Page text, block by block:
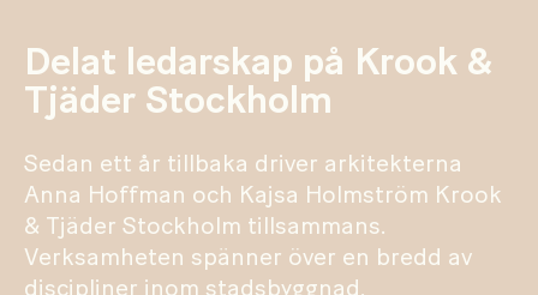
Delat ledarskap på Krook &
Tjäder Stockholm
Sedan ett år tillbaka driver arkitekterna
Anna Hoffman och Kajsa Holmström Krook
& Tjäder Stockholm tillsammans.
Verksamheten spänner över en bredd av
discipliner inom stadsbyggnad,